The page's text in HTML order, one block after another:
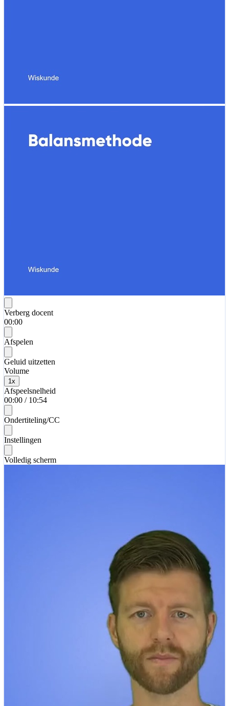
Verberg docent
00:00
Afspelen
Geluid uitzetten
Volume
1 x
Afspeelsnelheid
00:00 / 10:54
Ondertiteling/CC
Instellingen
Volledig scherm